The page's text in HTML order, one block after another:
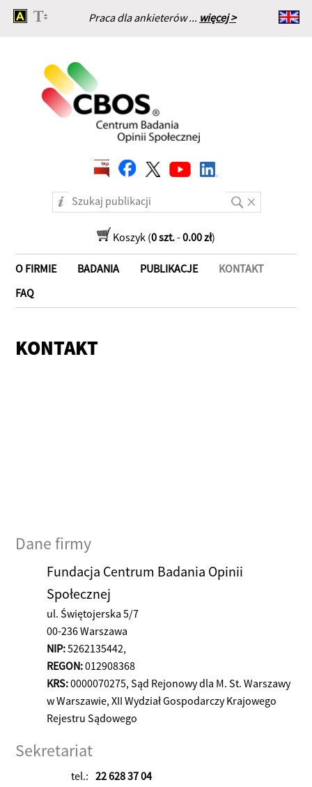
Praca dla ankieterów ... więcej >
Strona główna
Koszyk (0 szt.-0.00 zł)
O FIRMIE BADANIA PUBLIKACJE
KONTAKT
FAQ
KONTAKT
Dane firmy
Fundacja Centrum Badania Opinii
Społecznej
ul. Świętojerska 5/7
00-236 Warszawa
NIP:5262135442,
REGON:012908368
KRS:0000070275, Sąd Rejonowy dla M. St. Warszawy
w Warszawie, XII Wydział Gospodarczy Krajowego
Rejestru Sądowego
Sekretariat
tel.: 22 628 37 04